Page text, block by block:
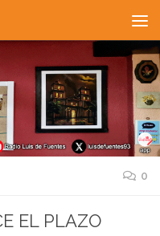
0
EL PLAZO